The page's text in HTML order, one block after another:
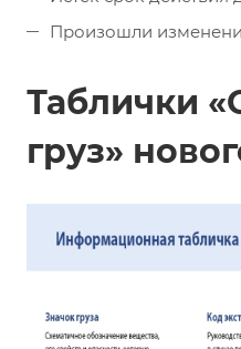
Произошли
Таблички
груз»